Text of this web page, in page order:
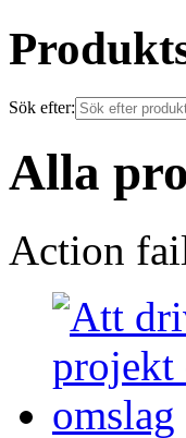
Sök efter:
Alla
Action